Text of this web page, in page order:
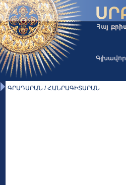
Գլխավոր
ԳՐԱԴԱՐԱՆ / ՀԱՆՐԱԳԻՏԱՐԱՆ